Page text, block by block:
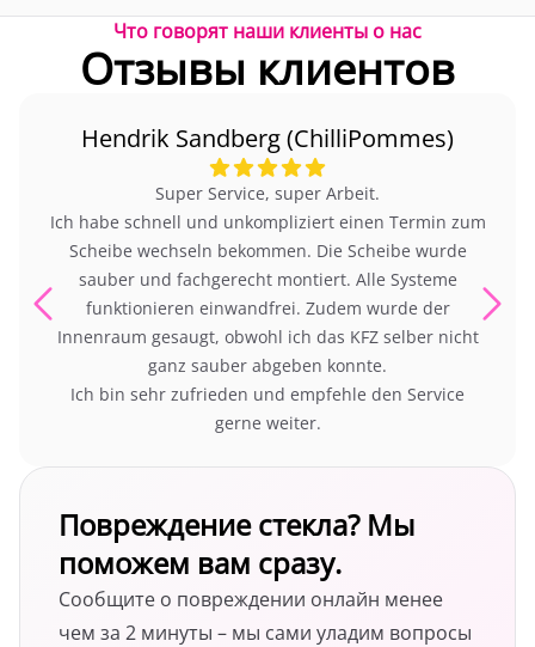
Что говорят наши клиенты о нас
Отзывы клиентов
Hendrik Sandberg (ChilliPommes)
Super Service, super Arbeit.
Ich habe schnell und unkompliziert einen Termin zum
Scheibe wechseln bekommen. Die Scheibe wurde
sauber und fachgerecht montiert. Alle Systeme
funktionieren einwandfrei. Zudem wurde der
Innenraum gesaugt, obwohl ich das KFZ selber nicht
ganz sauber abgeben konnte.
Ich bin sehr zufrieden und empfehle den Service
gerne weiter.
Повреждение стекла? Мы
поможем вам сразу.
Сообщите о повреждении онлайн менее
чем за 2 минуты – мы сами уладим вопросы